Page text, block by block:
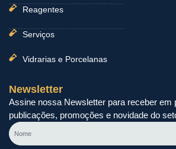
Reagentes
Serviços
Vidrarias e Porcelanas
Newsletter
Assine nossa Newsletter para receber em
publicações, promoções e novidade do
Nome